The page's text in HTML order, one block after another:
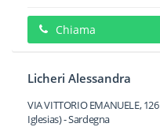
Chiama
Licheri Alessandra
VIA VITTORIO EMANUELE, 126
Iglesias) -Sardegna